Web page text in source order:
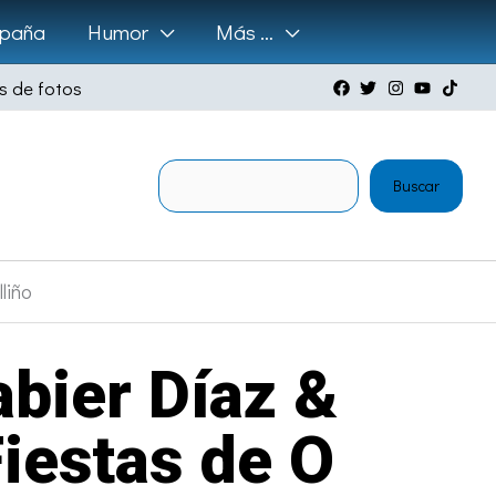
Humor Más …
de fotos
Buscar
Díaz &
de O